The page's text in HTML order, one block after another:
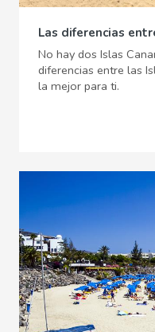
Las diferencias
No hay dos Islas
diferencias entre las
la mejor para ti.